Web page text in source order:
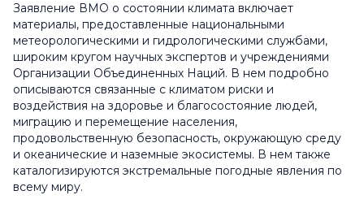
Заявление ВМО о состоянии климата включает
материалы, предоставленные национальными
метеорологическими и гидрологическими службами,
широким кругом научных экспертов и учреждениями
Организации Объединенных Наций. В нем подробно
описываются связанные с климатом риски и
воздействия на здоровье и благосостояние людей,
миграцию и перемещение населения,
продовольственную безопасность, окружающую среду
и океанические и наземные экосистемы. В нем также
каталогизируются экстремальные погодные явления по
всему миру.